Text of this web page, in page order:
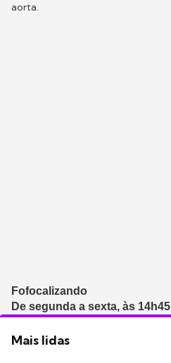
aorta.
Fofocalizando
De segunda a sexta, às 14h45
Mais lidas